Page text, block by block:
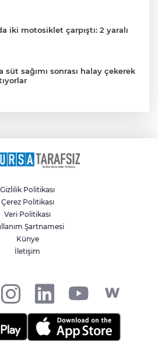
iki motosiklet çarpıştı: 2 yaralı
süt sağımı sonrası halay çekerek
Gizlilik Politikası
Çerez Politikası
Veri Politikası
Şartnamesi
Künye
İletişim